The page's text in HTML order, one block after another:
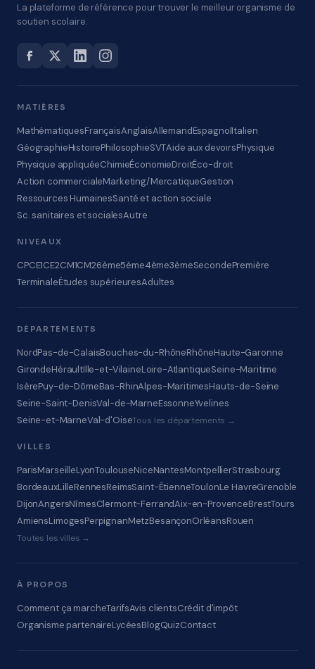
La plateforme de référence pour trouver le meilleur organisme de
soutien scolaire.
MATIÈRES
MathématiquesFrançaisAnglaisAllemandEspagnolItalien
GéographieHistoirePhilosophieSVTAide aux devoirsPhysique
Physique appliquéeChimieÉconomieDroitÉco-droit
Action commercialeMarketing/MercatiqueGestion
Ressources HumainesSanté et action sociale
Sc. sanitaires et socialesAutre
NIVEAUX
CPCE1CE2CM1CM26ème5ème4ème3èmeSecondePremière
TerminaleÉtudes supérieuresAdultes
DÉPARTEMENTS
NordPas-de-CalaisBouches-du-RhôneRhôneHaute-Garonne
GirondeHéraultIlle-et-VilaineLoire-AtlantiqueSeine-Maritime
IsèrePuy-de-DômeBas-RhinAlpes-MaritimesHauts-de-Seine
Seine-Saint-DenisVal-de-MarneEssonneYvelines
Seine-et-MarneVal-d'OiseTous les départements →
VILLES
ParisMarseilleLyonToulouseNiceNantesMontpellierStrasbourg
BordeauxLilleRennesReimsSaint-ÉtienneToulonLe HavreGrenoble
DijonAngersNîmesClermont-FerrandAix-en-ProvenceBrestTours
AmiensLimogesPerpignanMetzBesançonOrléansRouen
Toutes les villes →
À PROPOS
Comment ça marcheTarifsAvis clientsCrédit d'impôt
Organisme partenaireLycéesBlogQuizContact